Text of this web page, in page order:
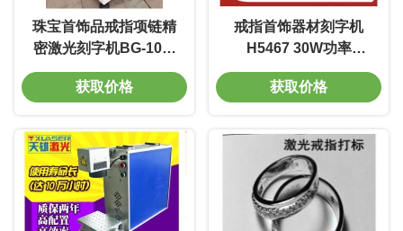
珠宝首饰品戒指项链精
密激光刻字机BG-10W
20W功率 7000mm/s 线
宽0.01m 质量好 电光转
获取价格
戒指首饰器材刻字机
H5467 30W功率
7500mm/s 标深刻度
0.01-0.5mm 电压220V
获取价格